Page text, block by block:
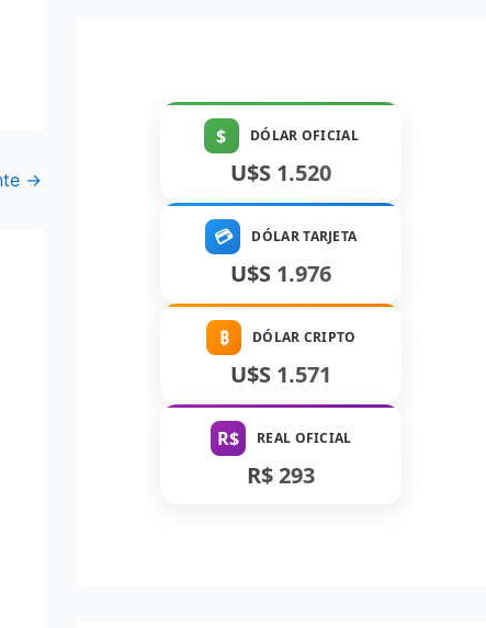
→
$ DÓLAR OFICIAL
U$S 1.520
💳 DÓLAR TARJETA
U$S 1.976
₿ DÓLAR CRIPTO
U$S 1.571
R$ REAL OFICIAL
R$ 293